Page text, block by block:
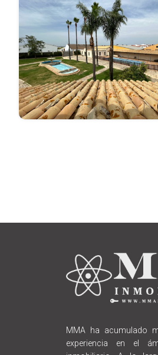
MMA ha acumulado
experiencia en el